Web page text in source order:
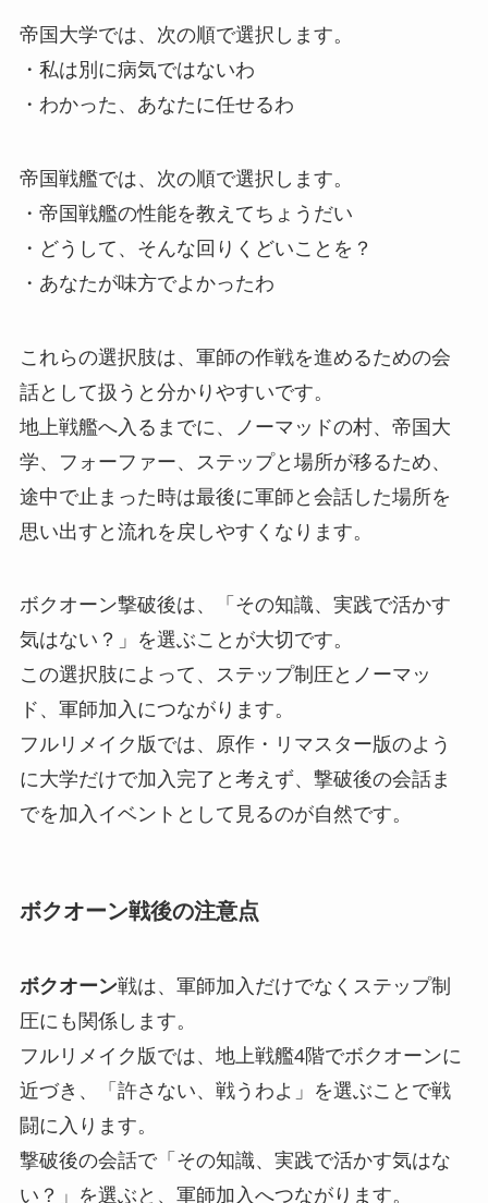
帝国大学では、次の順で選択します。
・私は別に病気ではないわ
・わかった、あなたに任せるわ
帝国戦艦では、次の順で選択します。
・帝国戦艦の性能を教えてちょうだい
・どうして、そんな回りくどいことを？
・あなたが味方でよかったわ
これらの選択肢は、軍師の作戦を進めるための会
話として扱うと分かりやすいです。
地上戦艦へ入るまでに、ノーマッドの村、帝国大
学、フォーファー、ステップと場所が移るため、
途中で止まった時は最後に軍師と会話した場所を
思い出すと流れを戻しやすくなります。
ボクオーン撃破後は、「その知識、実践で活かす
気はない？」を選ぶことが大切です。
この選択肢によって、ステップ制圧とノーマッ
ド、軍師加入につながります。
フルリメイク版では、原作・リマスター版のよう
に大学だけで加入完了と考えず、撃破後の会話ま
でを加入イベントとして見るのが自然です。
ボクオーン戦後の注意点
ボクオーン戦は、軍師加入だけでなくステップ制
圧にも関係します。
フルリメイク版では、地上戦艦4階でボクオーンに
近づき、「許さない、戦うわよ」を選ぶことで戦
闘に入ります。
撃破後の会話で「その知識、実践で活かす気はな
い？」を選ぶと、軍師加入へつながります。